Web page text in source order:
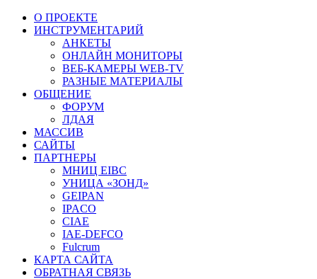
О ПРОЕКТЕ
ИНСТРУМЕНТАРИЙ
АНКЕТЫ
ОНЛАЙН МОНИТОРЫ
ВЕБ-КАМЕРЫ WEB-TV
РАЗНЫЕ МАТЕРИАЛЫ
ОБЩЕНИЕ
ФОРУМ
ЛДАЯ
МАССИВ
САЙТЫ
ПАРТНЕРЫ
МНИЦ EIBC
УНИЦА «ЗОНД»
GEIPAN
IPACO
CIAE
IAE-DEFCO
Fulcrum
КАРТА САЙТА
ОБРАТНАЯ СВЯЗЬ